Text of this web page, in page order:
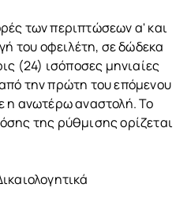
των περιπτώσεων α' και
του οφειλέτη, σε δώδεκα
(24) ισόποσες μηνιαίες
την πρώτη του επόμενου
η ανωτέρω αναστολή. Το
της ρύθμισης ορίζεται